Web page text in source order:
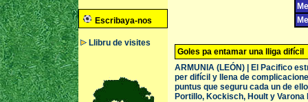
Escribaya-nos
Llibru de visites
Goles pa entamar una lliga difícil
ARMUNIA (LEÓN) | El Pacifico
per difícil y llena de
puntus que seguru cada un de
Portillo, Kockisch, Hoult y Varona